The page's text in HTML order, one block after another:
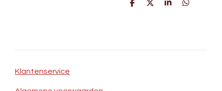
D
D
S
D
Klantenservice